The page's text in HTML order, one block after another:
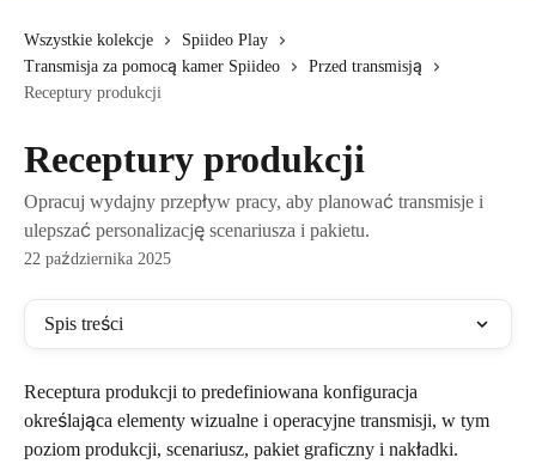
Wszystkie kolekcje
Spiideo Play
Transmisja za pomocą kamer Spiideo
Przed transmisją
Receptury produkcji
Receptury produkcji
Opracuj wydajny przepływ pracy, aby planować transmisje i
ulepszać personalizację scenariusza i pakietu.
22 października 2025
Spis treści
Receptura produkcji to predefiniowana konfiguracja
określająca elementy wizualne i operacyjne transmisji, w tym
poziom produkcji, scenariusz, pakiet graficzny i nakładki.